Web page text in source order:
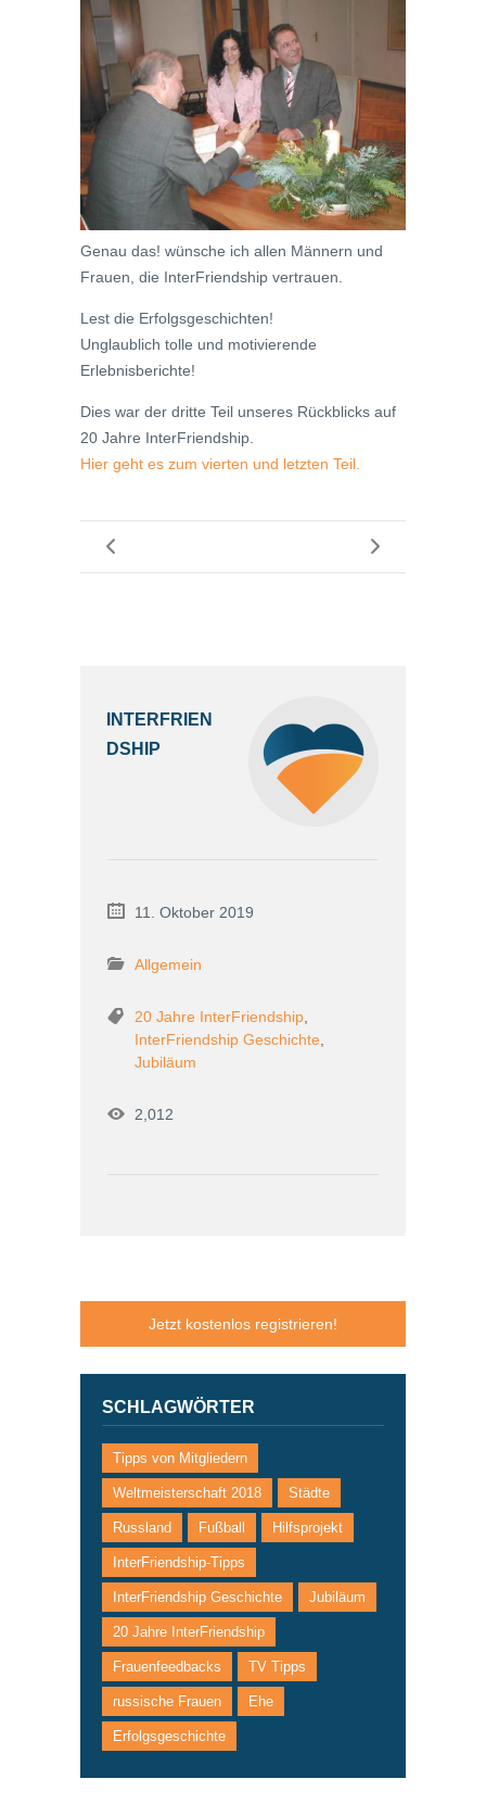
Genau das! wünsche ich allen Männern und
Frauen, die InterFriendship vertrauen.
Lest die Erfolgsgeschichten!
Unglaublich tolle und motivierende
Erlebnisberichte!
Dies war der dritte Teil unseres Rückblicks auf
20 Jahre InterFriendship.
Hier geht es zum vierten und letzten Teil.
INTERFRIEN
DSHIP
11. Oktober 2019
Allgemein
20 Jahre InterFriendship,
InterFriendship Geschichte,
Jubiläum
2,012
Jetzt kostenlos registrieren!
SCHLAGWÖRTER
Tipps von Mitgliedern
Weltmeisterschaft 2018 Städte
Russland Fußball Hilfsprojekt
InterFriendship-Tipps
InterFriendship Geschichte Jubiläum
20 Jahre InterFriendship
Frauenfeedbacks TV Tipps
russische Frauen Ehe
Erfolgsgeschichte